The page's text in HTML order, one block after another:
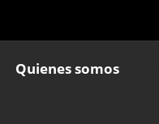
Quienes somos